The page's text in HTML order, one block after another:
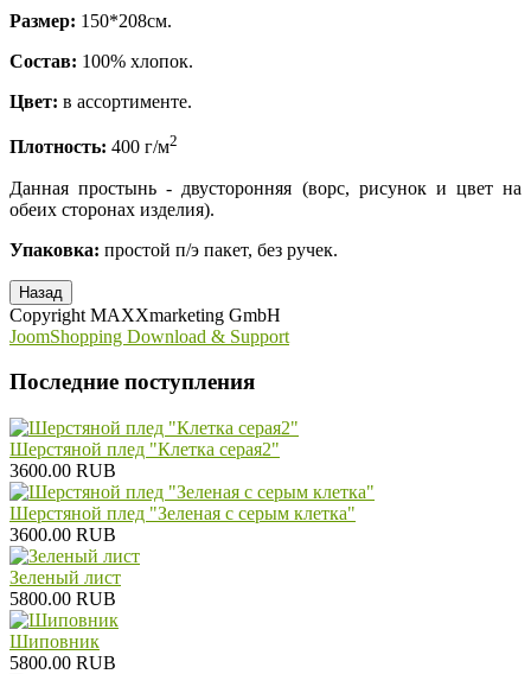
Размер: 150*208см.
Состав: 100% хлопок.
Цвет: в ассортименте.
Плотность: 400 г/м2
Данная простынь - двусторонняя (ворс, рисунок и цвет на
обеих сторонах изделия).
Упаковка: простой п/э пакет, без ручек.
Copyright MAXXmarketing GmbH
JoomShopping Download & Support
Последние поступления
Шерстяной плед "Клетка серая2"
3600.00 RUB
Шерстяной плед "Зеленая с серым клетка"
3600.00 RUB
Зеленый лист
5800.00 RUB
Шиповник
5800.00 RUB